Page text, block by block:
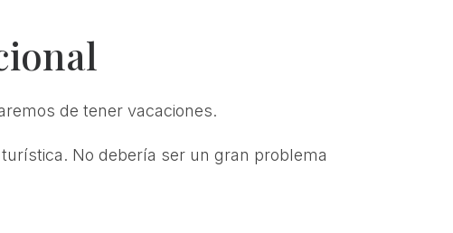
de tener vacaciones.
No debería ser un gran problema